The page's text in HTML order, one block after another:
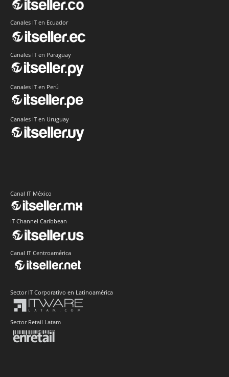
Canales IT en Ecuador
Canales IT en Paraguay
Canales IT en Perú
Canales IT en Uruguay
Canal IT México
IT Channel Caribbean
Canal IT Centroamérica
Sector IT Corporativo en Latinoamérica
Sector Retail Latam